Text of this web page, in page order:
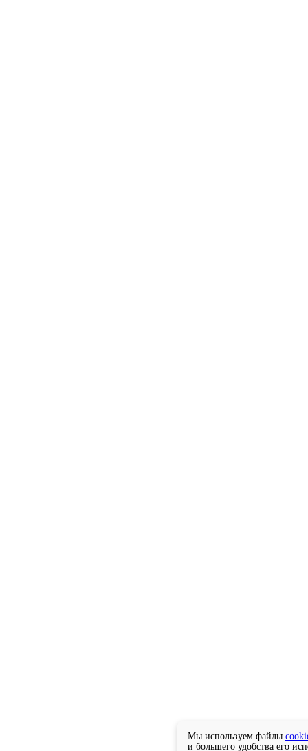
Мы используем файлы
и большего удобства его